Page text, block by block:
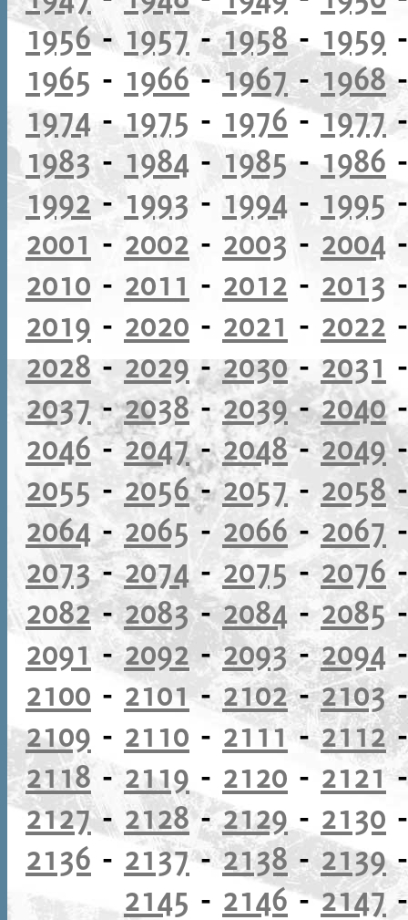
1956- 1957-1958- 1959
1965 - 1966-1967-1968
1974 - 1975 - 1976 -1977
1983- 1984 - 1985 - 1986
1992-1993 - 1994 - 1995
2001 - 2002 - 2003 - 2004
2010 - 2011 - 2012 - 2013
2019 - 2020 - 2021 - 2022
2028 - 2029 -2030- 2031
2037-2038-2039-2040
2046-2047-2048-2049
2055 - 2056-2057 - 2058
2064 - 2065 - 2066 - 2067
2073-2074- 2075- 2076
2082-2083-2084-2085
2091 -2092 -2093-2094
2100 - 2101-2102-2103
2109 - 2110 - 2111-2112
2118- 2119 - 2120 - 2121
2127- 2128-2129 - 2130
2136 - 2137-2138- 2139
2145 - 2146-2147